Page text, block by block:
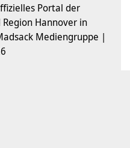
Portal der
Hannover in
Mediengruppe |